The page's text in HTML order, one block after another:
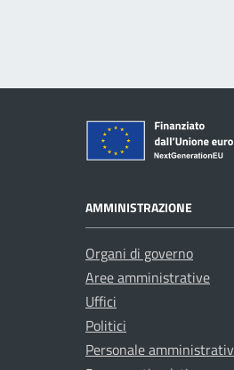
AMMINISTRAZIONE
Organi di governo
Aree amministrative
Uffici
Politici
Personale